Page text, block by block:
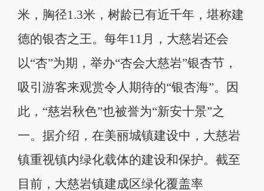
米，胸径1.3米，树龄已有近千年，堪称建
德的银杏之王。每年11月，大慈岩还会
以“杏”为期，举办“杏会大慈岩”银杏节，
吸引游客来观赏令人期待的“银杏海”。因
此，“慈岩秋色”也被誉为“新安十景”之
一。据介绍，在美丽城镇建设中，大慈岩
镇重视镇内绿化载体的建设和保护。截至
目前，大慈岩镇建成区绿化覆盖率